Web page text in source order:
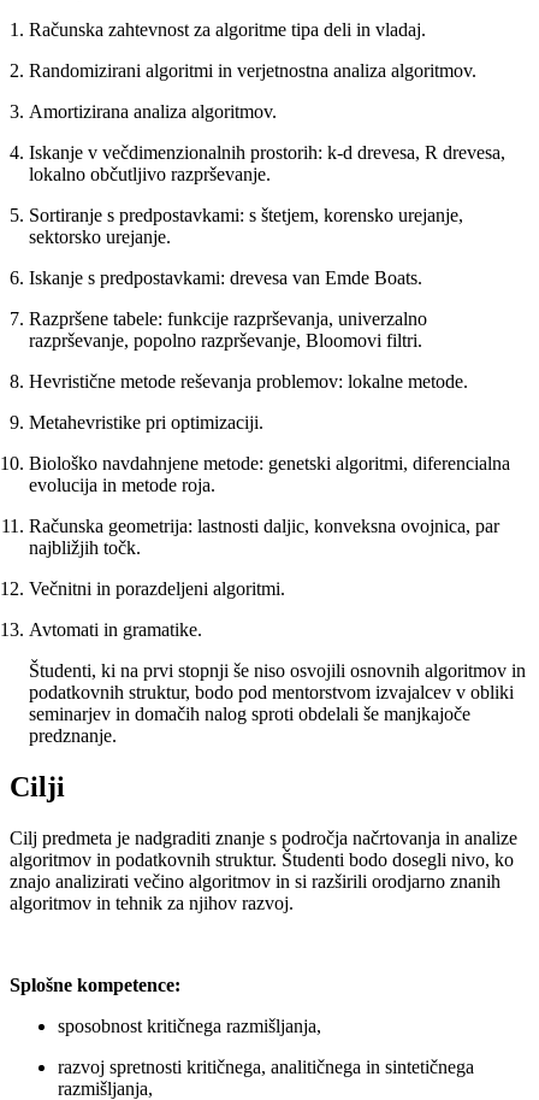
Računska zahtevnost za algoritme tipa deli in vladaj.
Randomizirani algoritmi in verjetnostna analiza algoritmov.
Amortizirana analiza algoritmov.
Iskanje v večdimenzionalnih prostorih: k-d drevesa, R drevesa,
lokalno občutljivo razprševanje.
Sortiranje s predpostavkami: s štetjem, korensko urejanje,
sektorsko urejanje.
Iskanje s predpostavkami: drevesa van Emde Boats.
Razpršene tabele: funkcije razprševanja, univerzalno
razprševanje, popolno razprševanje, Bloomovi filtri.
Hevristične metode reševanja problemov: lokalne metode.
Metahevristike pri optimizaciji.
Biološko navdahnjene metode: genetski algoritmi, diferencialna
evolucija in metode roja.
Računska geometrija: lastnosti daljic, konveksna ovojnica, par
najbližjih točk.
Večnitni in porazdeljeni algoritmi.
Avtomati in gramatike.
Študenti, ki na prvi stopnji še niso osvojili osnovnih algoritmov in
podatkovnih struktur, bodo pod mentorstvom izvajalcev v obliki
seminarjev in domačih nalog sproti obdelali še manjkajoče
predznanje.
Cilji
Cilj predmeta je nadgraditi znanje s področja načrtovanja in analize
algoritmov in podatkovnih struktur. Študenti bodo dosegli nivo, ko
znajo analizirati večino algoritmov in si razširili orodjarno znanih
algoritmov in tehnik za njihov razvoj.
Splošne kompetence:
sposobnost kritičnega razmišljanja,
razvoj spretnosti kritičnega, analitičnega in sintetičnega
razmišljanja,